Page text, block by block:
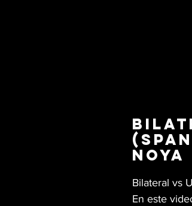
Noya
Bilateral vs
En este